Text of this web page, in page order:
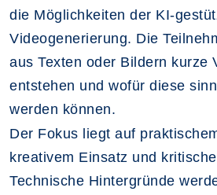
die Möglichkeiten der KI-
Videogenerierung. Die
aus Texten oder Bildern kurze
entstehen und wofür diese
werden können.
Der Fokus liegt auf
kreativem Einsatz und
Technische Hintergründe